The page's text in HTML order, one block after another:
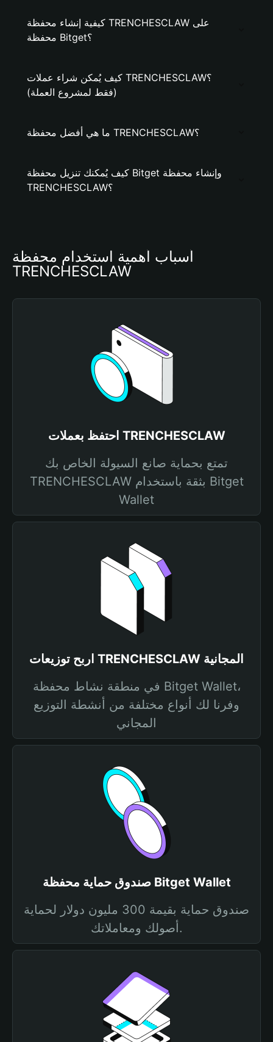
كيفية إنشاء محفظة TRENCHESCLAW على
محفظة Bitget؟
كيف يُمكن شراء عملات TRENCHESCLAW؟
(فقط لمشروع العملة)
ما هي أفضل محفظة TRENCHESCLAW؟
كيف يُمكنك تنزيل محفظة Bitget وإنشاء محفظة
TRENCHESCLAW؟
أسباب أهمية استخدام محفظة
TRENCHESCLAW
احتفظ بعملات TRENCHESCLAW
تمتع بحماية صانع السيولة الخاص بك
TRENCHESCLAW بثقة باستخدام Bitget
Wallet
اربح توزيعات TRENCHESCLAW المجانية
في منطقة نشاط محفظة Bitget Wallet،
وفرنا لك أنواع مختلفة من أنشطة التوزيع
المجاني
صندوق حماية محفظة Bitget Wallet
صندوق حماية بقيمة 300 مليون دولار لحماية
أصولك ومعاملاتك.